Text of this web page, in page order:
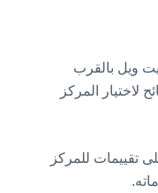
ويل بالقرب
المركز
تقييمات للمركز